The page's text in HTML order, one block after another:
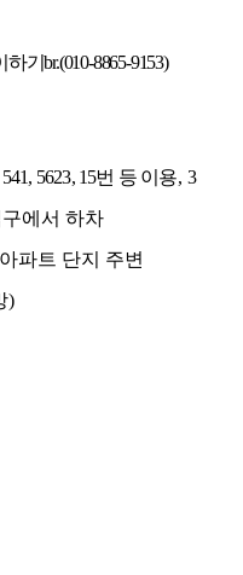
하기br.(010-8865-9153)
541, 5623, 15번 등 이용, 3
에서 하차
파트 단지 주변
)